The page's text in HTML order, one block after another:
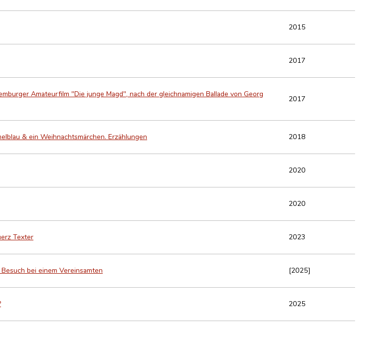
2015
2017
Amateurfilm "Die junge Magd", nach der gleichnamigen Ballade von Georg
2017
& ein Weihnachtsmärchen. Erzählungen 2018
2020
2020
Texter 2023
bei einem Vereinsamten [2025]
2025